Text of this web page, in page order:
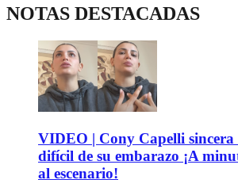
NOTAS DESTACADAS
VIDEO | Cony Capelli sincera
difícil de su embarazo ¡A
al escenario!